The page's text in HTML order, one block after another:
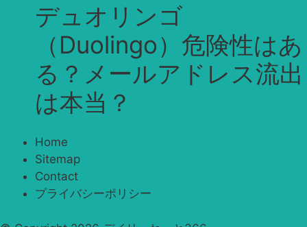
デュオリンゴ
（Duolingo）危険性はあ
る？メールアドレス流出
は本当？
Home
Sitemap
Contact
プライバシーポリシー